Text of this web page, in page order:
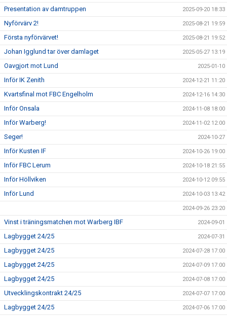
Presentation av damtruppen 2025-09-20 18:33
Nyförvärv 2! 2025-08-21 19:59
Första nyförvärvet! 2025-08-21 19:52
Johan Igglund tar över damlaget 2025-05-27 13:19
Oavgjort mot Lund 2025-01-10
Inför IK Zenith 2024-12-21 11:20
Kvartsfinal mot FBC Engelholm 2024-12-16 14:30
Inför Onsala 2024-11-08 18:00
Inför Warberg! 2024-11-02 12:00
Seger! 2024-10-27
Inför Kusten IF 2024-10-26 19:00
Inför FBC Lerum 2024-10-18 21:55
Inför Höllviken 2024-10-12 09:55
Inför Lund 2024-10-03 13:42
2024-09-26 23:20
Vinst i träningsmatchen mot Warberg IBF 2024-09-01
Lagbygget 24/25 2024-07-31
Lagbygget 24/25 2024-07-28 17:00
Lagbygget 24/25 2024-07-09 17:00
Lagbygget 24/25 2024-07-08 17:00
Utvecklingskontrakt 24/25 2024-07-07 17:00
Lagbygget 24/25 2024-07-06 17:00